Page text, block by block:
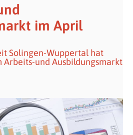
im April
Solingen-Wuppertal hat
Arbeits-und Ausbildungsmarkt